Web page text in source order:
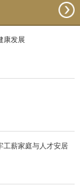
康发展
工薪家庭与人才安居